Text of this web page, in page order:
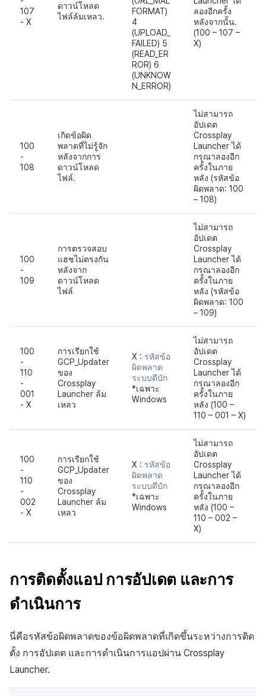
107
- X
ดาวน์โหลด
ไฟล์ล้มเหลว.
FORMAT)
4
(UPLOAD_
FAILED) 5
(READ_ER
ROR) 6
(UNKNOW
N_ERROR)
ลองอีกครั้ง
หลังจากนั้น.
(100 – 107 –
X)
100
-
108
เกิดข้อผิด
พลาดที่ไม่รู้จัก
หลังจากการ
ดาวน์โหลด
ไฟล์.
ไม่สามารถ
อัปเดต
Crossplay
Launcher ได้
กรุณาลองอีก
ครั้งในภาย
หลัง (รหัสข้อ
ผิดพลาด: 100
– 108)
100
-
109
การตรวจสอบ
แฮชไม่ตรงกัน
หลังจาก
ดาวน์โหลด
ไฟล์
ไม่สามารถ
อัปเดต
Crossplay
Launcher ได้
กรุณาลองอีก
ครั้งในภาย
หลัง (รหัสข้อ
ผิดพลาด: 100
– 109)
100
-
110
-
001
- X
การเรียกใช้
GCP_Updater
ของ
Crossplay
Launcher ล้ม
เหลว
X : รหัสข้อ
ผิดพลาด
ระบบดีบัก
*เฉพาะ
Windows
ไม่สามารถ
อัปเดต
Crossplay
Launcher ได้
กรุณาลองอีก
ครั้งในภาย
หลัง (100 –
110 – 001 – X)
100
-
110
-
002
- X
การเรียกใช้
GCP_Updater
ของ
Crossplay
Launcher ล้ม
เหลว
X : รหัสข้อ
ผิดพลาด
ระบบดีบัก
*เฉพาะ
Windows
ไม่สามารถ
อัปเดต
Crossplay
Launcher ได้
กรุณาลองอีก
ครั้งในภาย
หลัง (100 –
110 – 002 –
X)
การติดตั้งแอป การอัปเดต และการ
ดำเนินการ
นี่คือรหัสข้อผิดพลาดของข้อผิดพลาดที่เกิดขึ้นระหว่างการติด
ตั้ง การอัปเดต และการดำเนินการแอปผ่าน Crossplay
Launcher.